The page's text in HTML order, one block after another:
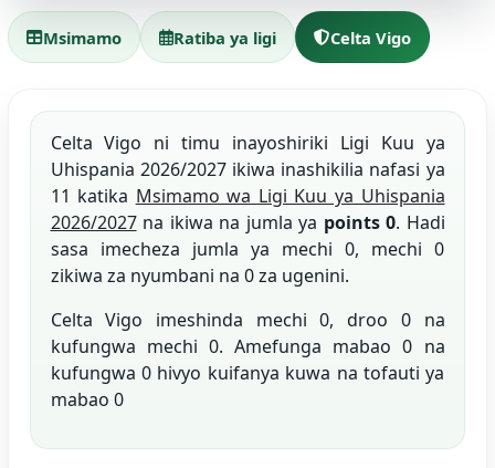
Msimamo Ratiba ya ligi Celta Vigo
Celta Vigo ni timu inayoshiriki Ligi Kuu ya
Uhispania 2026/2027 ikiwa inashikilia nafasi ya
11 katika Msimamo wa Ligi Kuu ya Uhispania
2026/2027na ikiwa na jumla ya points 0. Hadi
sasa imecheza jumla ya mechi 0, mechi 0
zikiwa za nyumbani na 0 za ugenini.
Celta Vigo imeshinda mechi 0, droo 0 na
kufungwa mechi 0. Amefunga mabao 0 na
kufungwa 0 hivyo kuifanya kuwa na tofauti ya
mabao 0